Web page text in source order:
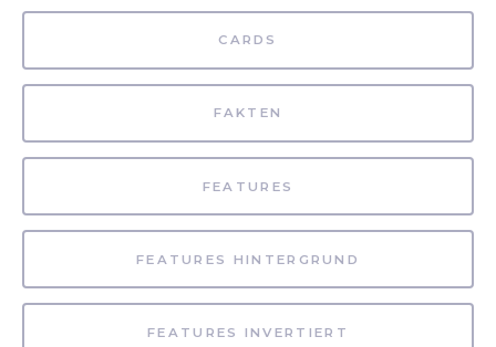
CARDS
FAKTEN
FEATURES
FEATURES HINTERGRUND
FEATURES INVERTIERT